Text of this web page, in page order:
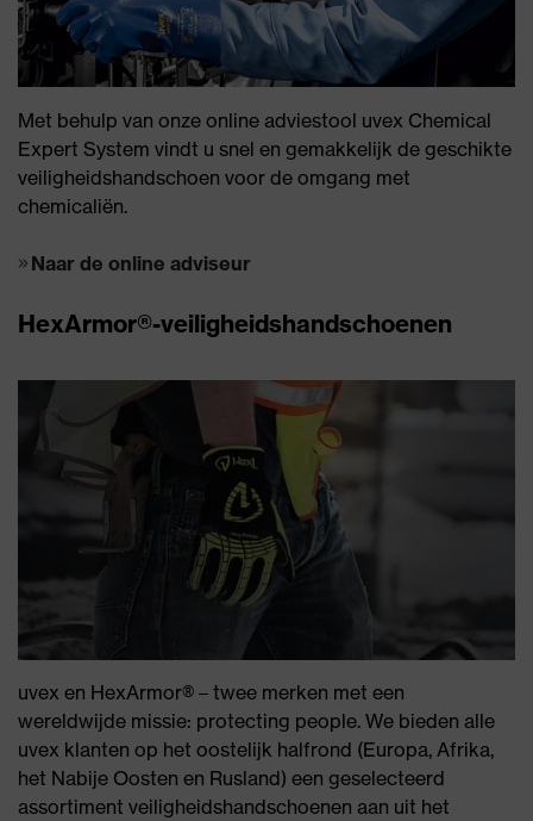
Met behulp van onze online adviestool uvex Chemical
Expert System vindt u snel en gemakkelijk de geschikte
veiligheidshandschoen voor de omgang met
chemicaliën.
Naar de online adviseur
HexArmor®-veiligheidshandschoenen
uvex en HexArmor® – twee merken met een
wereldwijde missie: protecting people. We bieden alle
uvex klanten op het oostelijk halfrond (Europa, Afrika,
het Nabije Oosten en Rusland) een geselecteerd
assortiment veiligheidshandschoenen aan uit het